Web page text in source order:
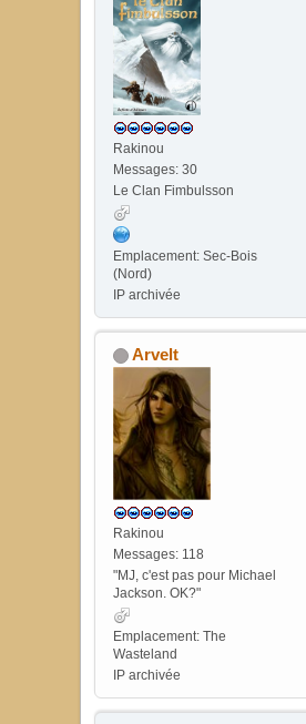
Rakinou
Messages: 30
Le Clan Fimbulsson
Emplacement: Sec-Bois
(Nord)
IP archivée
Arvelt
Rakinou
Messages: 118
"MJ, c'est pas pour Michael
Jackson. OK?"
Emplacement: The
Wasteland
IP archivée